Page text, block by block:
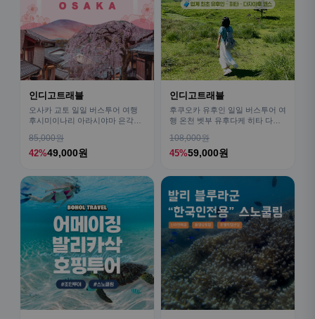
인디고트래블
오사카 교토 일일 버스투어 여행
후시미이나리 아라시야마 은각사
85,000원
42%49,000원
인디고트래블
후쿠오카 유후인 일일 버스투어 여
행 온천 벳부 유후다케 히타 다자
108,000원
45%59,000원